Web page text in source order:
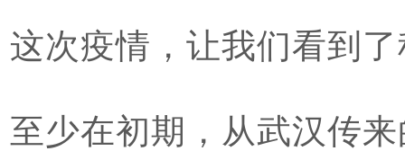
这次疫情，让我们看到
至少在初期，从武汉传